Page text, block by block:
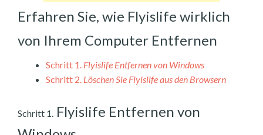
Erfahren Sie, wie Flyislife wirklich
von Ihrem Computer Entfernen
Schritt 1. Flyislife Entfernen von Windows
Schritt 2. Löschen Sie Flyislife aus den Browsern
Schritt 1. Flyislife Entfernen von